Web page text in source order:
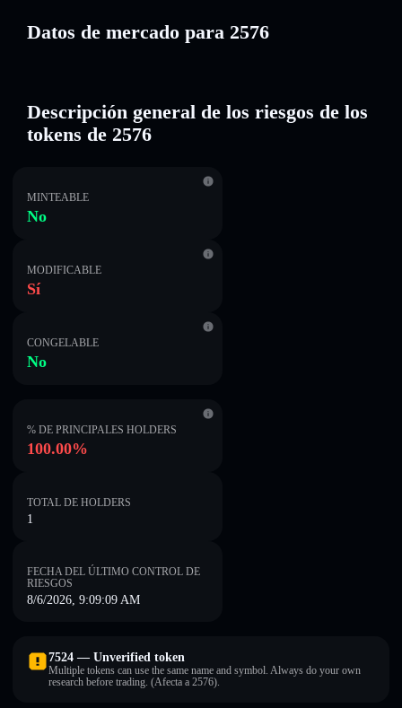
Datos de mercado para 2576
Descripción general de los riesgos de los
tokens de 2576
MINTEABLE
No
MODIFICABLE
Sí
CONGELABLE
No
% DE PRINCIPALES HOLDERS
100.00%
TOTAL DE HOLDERS
1
FECHA DEL ÚLTIMO CONTROL DE
RIESGOS
8/6/2026, 9:09:09 AM
7524 — Unverified token
Multiple tokens can use the same name and symbol. Always do your own
research before trading. (Afecta a 2576).